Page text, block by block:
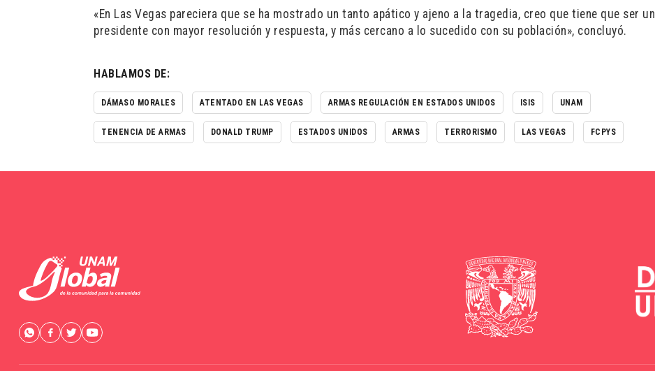
«En Las Vegas pareciera que se ha mostrado un tanto apático y ajeno a la tragedia, creo que tiene que ser un
presidente con mayor resolución y respuesta, y más cercano a lo sucedido con su población», concluyó.
HABLAMOS DE:
DÁMASO MORALES ATENTADO EN LAS VEGAS ARMAS REGULACIÓN EN ESTADOS UNIDOS ISIS UNAM
TENENCIA DE ARMAS DONALD TRUMP ESTADOS UNIDOS ARMAS TERRORISMO LAS VEGAS FCPYS